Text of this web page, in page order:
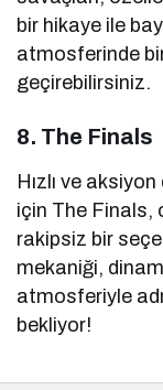
bir hikaye ile
atmosferinde
geçirebilirsiniz.
8. The Finals
Hızlı ve
için The Finals,
rakipsiz bir
mekaniği,
atmosferiyle
bekliyor!